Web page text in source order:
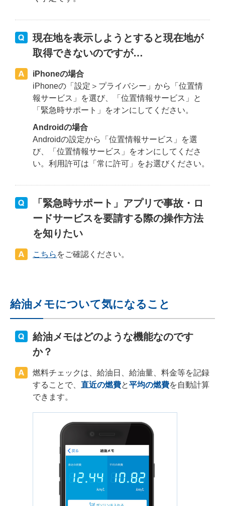
現在地を表示しようとすると現在地が
取得できないのですが…
iPhoneの場合
iPhoneの「設定＞プライバシー」から「位置情
報サービス」を選び、「位置情報サービス」と
「緊急時サポート」をオンにしてください。
Androidの場合
Androidの設定から「位置情報サービス」を選
び、「位置情報サービス」をオンにしてくださ
い。利用許可は「常に許可」をお選びください。
「緊急時サポート」アプリで事故・ロ
ードサービスを要請する際の操作方法
を知りたい
こちら をご確認ください。
給油メモについて気になること
給油メモはどのような機能なのです
か？
燃料チェックは、給油日、給油量、料金等を記録
することで、 直近の燃費と平均の燃費を自動計算
できます。